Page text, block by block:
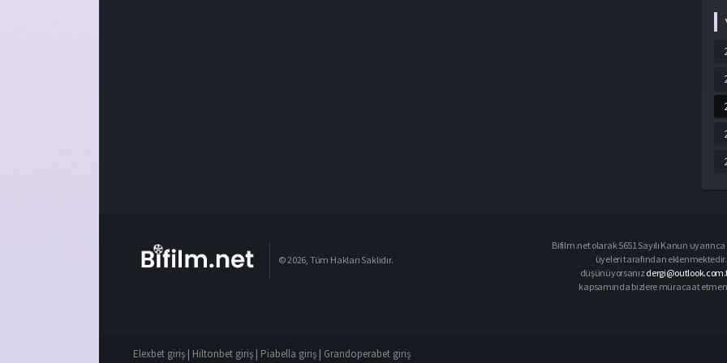
© 2026, Tüm Hakları Saklıdır.
Bifilm.net olarak 5651 Sayılı Kanun
üyeleri tarafından
düşünüyorsanız
kapsamında bizlere müracaat
Elexbet giriş | Hiltonbet giriş | Piabella giriş | Grandoperabet giriş